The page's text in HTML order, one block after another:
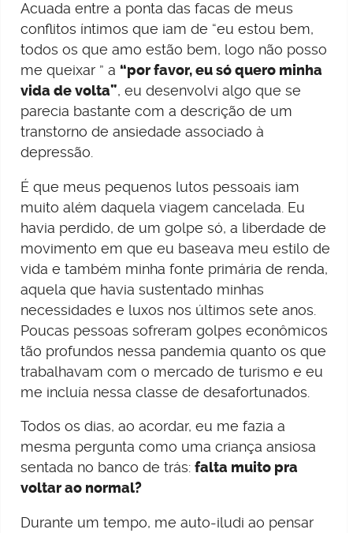
Acuada entre a ponta das facas de meus
conflitos íntimos que iam de “eu estou bem,
todos os que amo estão bem, logo não posso
me queixar ” a “por favor, eu só quero minha
vida de volta”, eu desenvolvi algo que se
parecia bastante com a descrição de um
transtorno de ansiedade associado à
depressão.
É que meus pequenos lutos pessoais iam
muito além daquela viagem cancelada. Eu
havia perdido, de um golpe só, a liberdade de
movimento em que eu baseava meu estilo de
vida e também minha fonte primária de renda,
aquela que havia sustentado minhas
necessidades e luxos nos últimos sete anos.
Poucas pessoas sofreram golpes econômicos
tão profundos nessa pandemia quanto os que
trabalhavam com o mercado de turismo e eu
me incluía nessa classe de desafortunados.
Todos os dias, ao acordar, eu me fazia a
mesma pergunta como uma criança ansiosa
sentada no banco de trás: falta muito pra
voltar ao normal?
Durante um tempo, me auto-iludi ao pensar